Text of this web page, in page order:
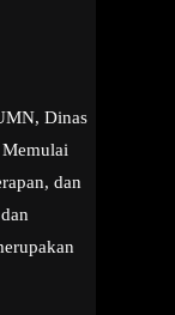
Dinas
Memulai
dan